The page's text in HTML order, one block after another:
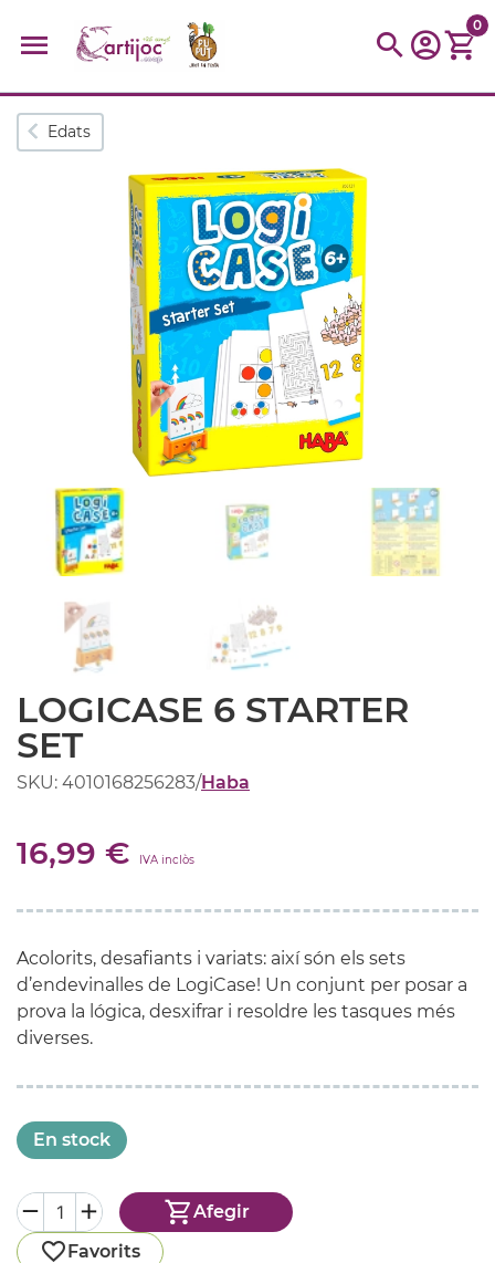
Cerques populars
trencaclosques baldufa
cotxe
parquing tinkering kit
Cuina
0
Edats
LOGICASE 6 STARTER
SET
SKU: 4010168256283/Haba
16,99 € IVA inclòs
Acolorits, desafiants i variats: així són els sets
d’endevinalles de LogiCase! Un conjunt per posar a
prova la lógica, desxifrar i resoldre les tasques més
diverses.
En stock
Afegir
Favorits